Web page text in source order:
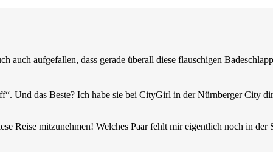
aufgefallen, dass gerade überall diese flauschigen
Und das Beste? Ich habe sie bei CityGirl in der Nürnberger City
Reise mitzunehmen! Welches Paar fehlt mir eigentlich noch in